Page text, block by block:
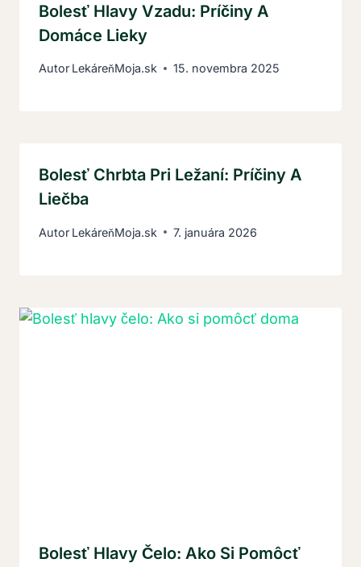
Bolesť Hlavy Vzadu: Príčiny A
Domáce Lieky
Autor LekáreňMoja.sk 15. novembra 2025
Bolesť Chrbta Pri Ležaní: Príčiny A
Liečba
Autor LekáreňMoja.sk 7. januára 2026
Bolesť Hlavy Čelo: Ako Si Pomôcť